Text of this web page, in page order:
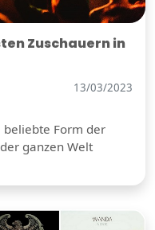
Zuschauern in
13/03/2023
beliebte Form der
ganzen Welt